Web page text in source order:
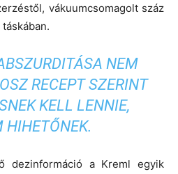
vákuumcsomagolt száz
NEM
RECEPT SZERINT
KELL LENNIE,
HIHETŐNEK.
dezinformáció a Kreml egyik